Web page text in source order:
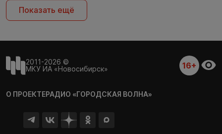
Показать ещё
2011-2026 ©
МКУ ИА «Новосибирск»
16+
О ПРОЕКТЕРАДИО «ГОРОДСКАЯ ВОЛНА»